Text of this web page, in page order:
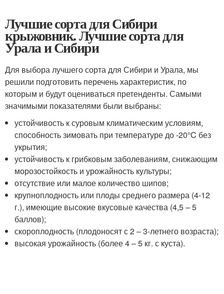
Лучшие сорта для Сибири
крыжовник. Лучшие сорта для
Урала и Сибири
Для выбора лучшего сорта для Сибири и Урала, мы
решили подготовить перечень характеристик, по
которым и будут оцениваться претенденты. Самыми
значимыми показателями были выбраны:
устойчивость к суровым климатическим условиям,
способность зимовать при температуре до -20°C без
укрытия;
устойчивость к грибковым заболеваниям, снижающим
морозостойкость и урожайность культуры;
отсутствие или малое количество шипов;
крупноплодность или плоды среднего размера (4-12
г.), имеющие высокие вкусовые качества (4,5 – 5
баллов);
скороплодность (плодоносят с 2 – 3-летнего возраста);
высокая урожайность (более 4 – 5 кг. с куста).